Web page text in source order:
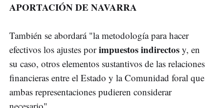
APORTACIÓN DE NAVARRA
También se abordará "la metodología para hacer
efectivos los ajustes porimpuestos indirectos y, en
su caso, otros elementos sustantivos de las relaciones
financieras entre el Estado y la Comunidad foral que
ambas representaciones pudieren considerar